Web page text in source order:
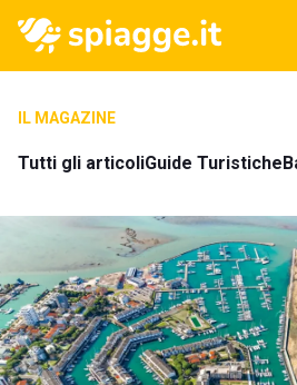
IL MAGAZINE
Tutti gli articoliGuide Turistiche